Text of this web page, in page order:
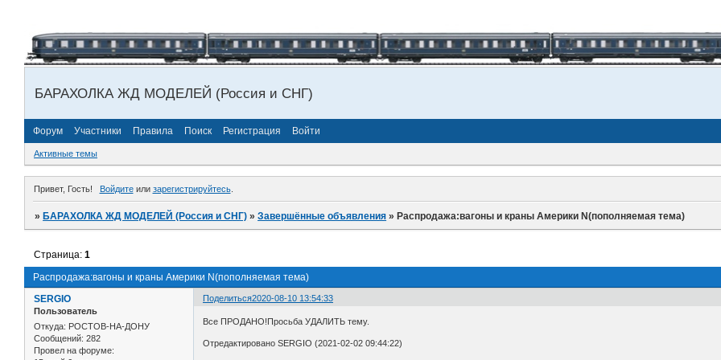
БАРАХОЛКА ЖД МОДЕЛЕЙ (Россия и СНГ)
Форум Участники Правила Поиск Регистрация Войти
Активные темы
Привет, Гость! Войдитеили зарегистрируйтесь.
»БАРАХОЛКА ЖД МОДЕЛЕЙ (Россия и СНГ) »Завершённые объявления »Распродажа:вагоны и краны Америки N(пополняемая тема)
Распродажа:вагоны и краны Америки N(пополняемая тема)
Страница:1
Поделиться2020-08-10 13:54:33
SERGIO
Пользователь
Откуда: РОСТОВ-НА-ДОНУ
Сообщений: 282
Провел на форуме:
Все ПРОДАНО!Просьба УДАЛИТЬ тему.
Отредактировано SERGIO (2021-02-02 09:44:22)